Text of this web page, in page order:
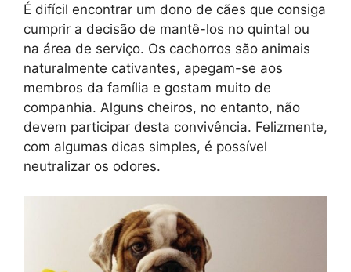
É difícil encontrar um dono de cães que consiga
cumprir a decisão de mantê-los no quintal ou
na área de serviço. Os cachorros são animais
naturalmente cativantes, apegam-se aos
membros da família e gostam muito de
companhia. Alguns cheiros, no entanto, não
devem participar desta convivência. Felizmente,
com algumas dicas simples, é possível
neutralizar os odores.